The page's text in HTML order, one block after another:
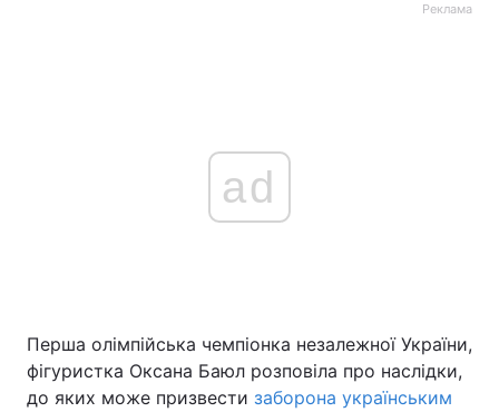
Україна Політика
Економіка Світ
Реклама
ad
Перша олімпійська чемпіонка незалежної України,
фігуристка Оксана Баюл розповіла про наслідки,
до яких може призвести заборона українським